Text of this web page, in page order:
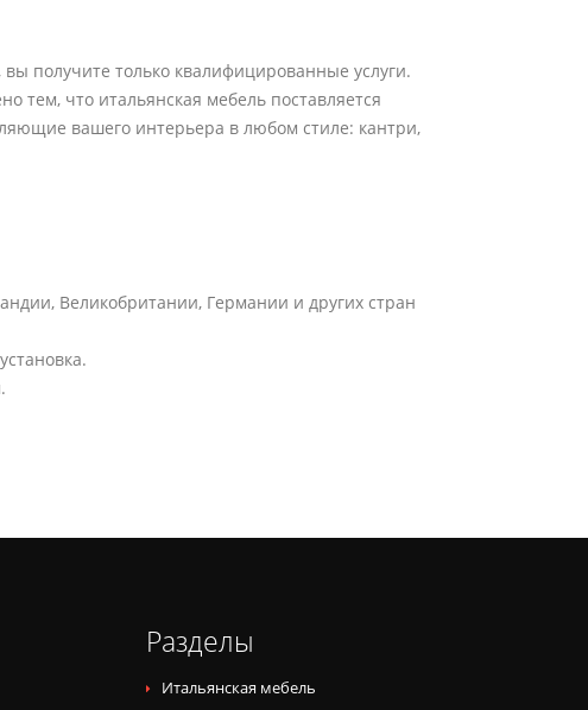
получите только квалифицированные услуги.
тем, что итальянская мебель поставляется
вашего интерьера в любом стиле: кантри,
Великобритании, Германии и других стран
Разделы
Итальянская мебель